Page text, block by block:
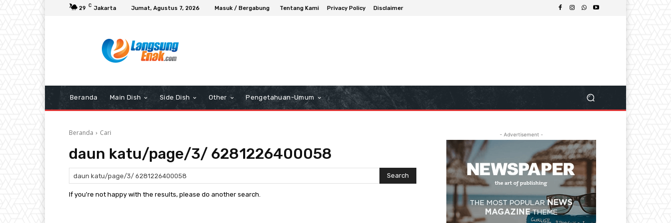
29 C Jakarta Jumat, Agustus 7, 2026 Masuk / Bergabung Tentang Kami Privacy Policy Disclaimer
Beranda Main Dish Side Dish Other Pengetahuan-Umum
Beranda Cari
daun katu/page/3/ 6281226400058
Search
If you're not happy with the results, please do another search.
- Advertisement -